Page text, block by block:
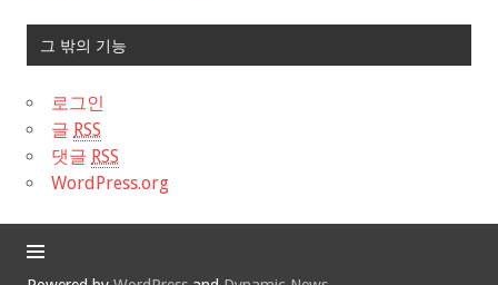
그 밖의 기능
로그인
글 RSS
댓글 RSS
WordPress.org